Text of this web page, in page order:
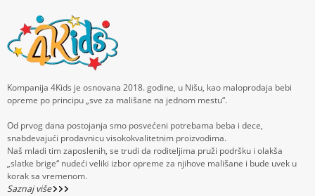
Kompanija 4Kids je osnovana 2018. godine, u Nišu, kao maloprodaja bebi
opreme po principu „sve za mališane na jednom mestu“.
Od prvog dana postojanja smo posvećeni potrebama beba i dece,
snabdevajući prodavnicu visokokvalitetnim proizvodima.
Naš mladi tim zaposlenih, se trudi da roditeljima pruži podršku i olakša
„slatke brige“ nudeći veliki izbor opreme za njihove mališane i bude uvek u
korak sa vremenom.
Saznaj više